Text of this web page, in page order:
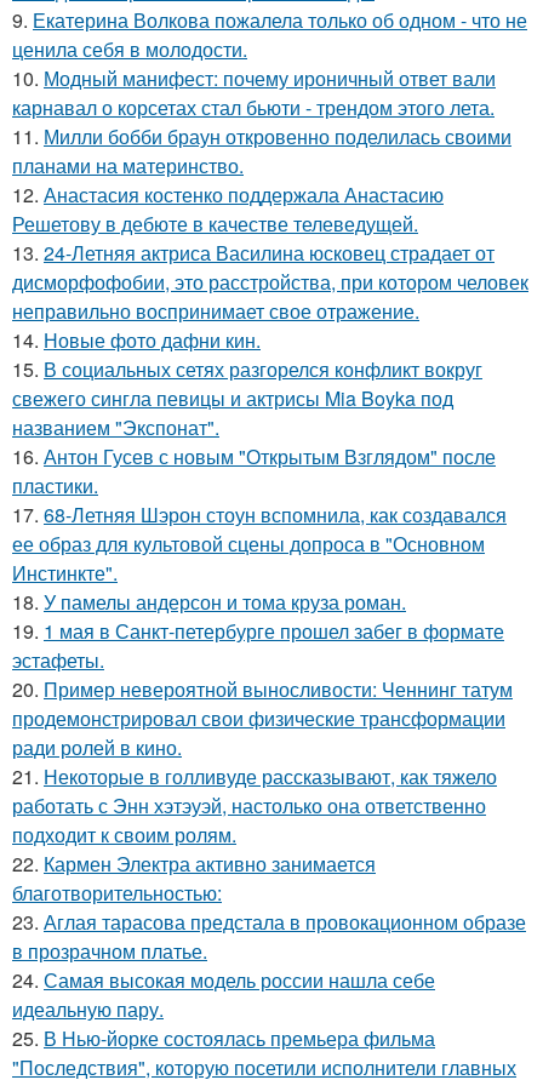
9. Екатерина Волкова пожалела только об одном - что не
ценила себя в молодости.
10. Модный манифест: почему ироничный ответ вали
карнавал о корсетах стал бьюти - трендом этого лета.
11. Милли бобби браун откровенно поделилась своими
планами на материнство.
12. Анастасия костенко поддержала Анастасию
Решетову в дебюте в качестве телеведущей.
13. 24-Летняя актриса Василина юсковец страдает от
дисморфофобии, это расстройства, при котором человек
неправильно воспринимает свое отражение.
14. Новые фото дафни кин.
15. В социальных сетях разгорелся конфликт вокруг
свежего сингла певицы и актрисы Mia Boyka под
названием "Экспонат".
16. Антон Гусев с новым "Открытым Взглядом" после
пластики.
17. 68-Летняя Шэрон стоун вспомнила, как создавался
ее образ для культовой сцены допроса в "Основном
Инстинкте".
18. У памелы андерсон и тома круза роман.
19. 1 мая в Санкт-петербурге прошел забег в формате
эстафеты.
20. Пример невероятной выносливости: Ченнинг татум
продемонстрировал свои физические трансформации
ради ролей в кино.
21. Некоторые в голливуде рассказывают, как тяжело
работать с Энн хэтэуэй, настолько она ответственно
подходит к своим ролям.
22. Кармен Электра активно занимается
благотворительностью:
23. Аглая тарасова предстала в провокационном образе
в прозрачном платье.
24. Самая высокая модель россии нашла себе
идеальную пару.
25. В Нью-йорке состоялась премьера фильма
"Последствия", которую посетили исполнители главных